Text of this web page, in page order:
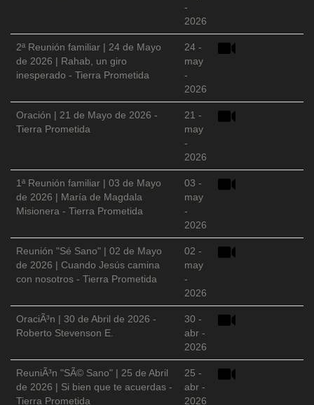
-
2026
2ª Reunión familiar | 24 de Mayo
de 2026 | Rahab, un giro
inesperado - Tierra Prometida
24 -
may
-
2026
Oración | 21 de Mayo de 2026 -
Tierra Prometida
21 -
may
-
2026
1ª Reunión familiar | 03 de Mayo
de 2026 | María de Magdala
Misionera - Tierra Prometida
03 -
may
-
2026
Reunión "Sé Sano" | 02 de Mayo
de 2026 | Cuando Jesús camina
con nosotros - Tierra Prometida
02 -
may
-
2026
OraciÃ³n | 30 de Abril de 2026 -
Roberto Stevenson E.
30 -
abr -
2026
ReuniÃ³n "SÃ© Sano" | 25 de Abril
de 2026 | Si bien que te acuerdas -
Tierra Prometida
25 -
abr -
2026